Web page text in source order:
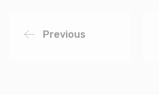
Previous